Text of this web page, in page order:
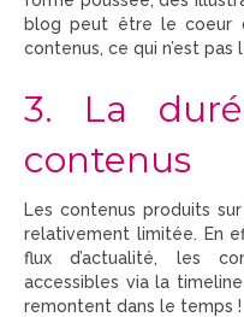
blog peut être le coeur
contenus, ce qui n’est pas
3. La
contenus
Les contenus produits
relativement limitée. En
flux d’actualité, les
accessibles via la
remontent dans le temps !